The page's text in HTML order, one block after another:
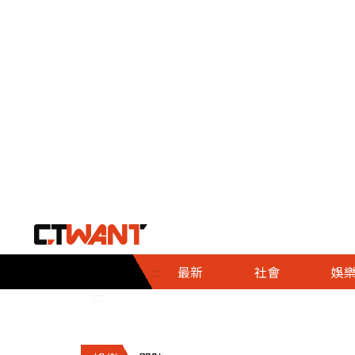
::: 最新 社會
社會首頁
時事
調查
娛樂
娛樂首頁
即時
財經首頁
熱線
政